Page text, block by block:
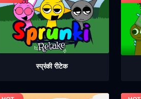
स्प्रंकी रीटेक